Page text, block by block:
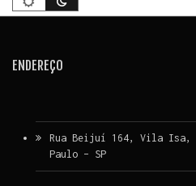
ENDEREÇO
Rua Beijuí 164, Vila Isa,
Paulo – SP